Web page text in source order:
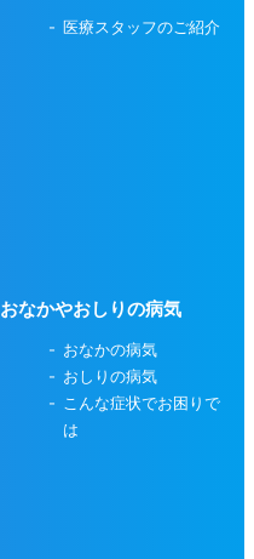
医療スタッフのご紹介
おなかやおしりの病気
おなかの病気
おしりの病気
こんな症状でお困りで
は